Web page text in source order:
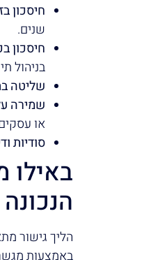
חיסכון
שנים.
חיסכון
בניהול
שליטה
שמירה
או
סודיות
הליך גישור
באמצעות